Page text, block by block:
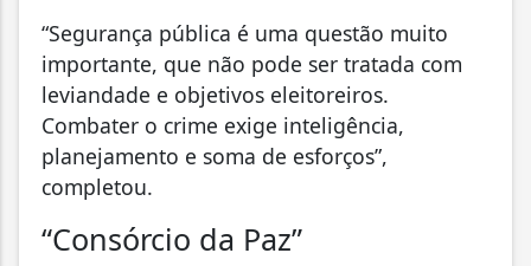
“Segurança pública é uma questão muito
importante, que não pode ser tratada com
leviandade e objetivos eleitoreiros.
Combater o crime exige inteligência,
planejamento e soma de esforços”,
completou.
“Consórcio da Paz”